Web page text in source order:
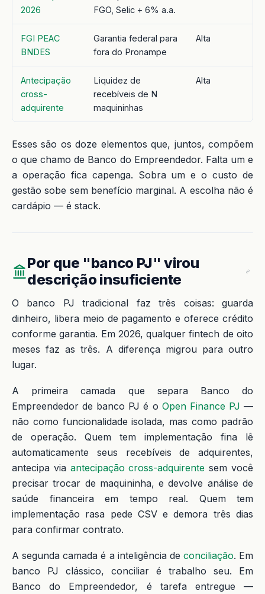
2026
FGO, Selic + 6% a.a.
FGI PEAC
BNDES
Garantia federal para
fora do Pronampe
Alta
Antecipação
cross-
adquirente
Liquidez de
recebíveis de N
maquininhas
Alta
Esses são os doze elementos que, juntos, compõem
o que chamo de Banco do Empreendedor. Falta um e
a operação fica capenga. Sobra um e o custo de
gestão sobe sem benefício marginal. A escolha não é
cardápio — é stack.
Por que "banco PJ" virou
descrição insuficiente
O banco PJ tradicional faz três coisas: guarda
dinheiro, libera meio de pagamento e oferece crédito
conforme garantia. Em 2026, qualquer fintech de oito
meses faz as três. A diferença migrou para outro
lugar.
A primeira camada que separa Banco do
Empreendedor de banco PJ é o Open Finance PJ —
não como funcionalidade isolada, mas como padrão
de operação. Quem tem implementação fina lê
automaticamente seus recebíveis de adquirentes,
antecipa via antecipação cross-adquirente sem você
precisar trocar de maquininha, e devolve análise de
saúde financeira em tempo real. Quem tem
implementação rasa pede CSV e demora três dias
para confirmar contrato.
A segunda camada é a inteligência de conciliação. Em
banco PJ clássico, conciliar é trabalho seu. Em
Banco do Empreendedor, é tarefa entregue —